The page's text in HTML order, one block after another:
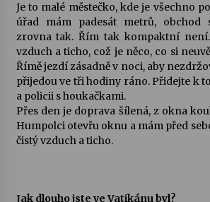
Vysočinka
17. 7. 2026
Ozvěny prázdnin
14. 7. 2026
13. 7. 2026
Je to malé městečko, kde je všechno
úřad mám padesát metrů, obchod
zrovna tak. Řím tak kompaktní
vzduch a ticho, což je něco, co si
Římě jezdí zásadně v noci, aby
přijedou ve tři hodiny ráno. Přidejte k
a policii s houkačkami.
Přes den je doprava šílená, z okna
Humpolci otevřu oknu a mám před
čistý vzduch a ticho.
Jak dlouho jste ve Vatikánu byl?